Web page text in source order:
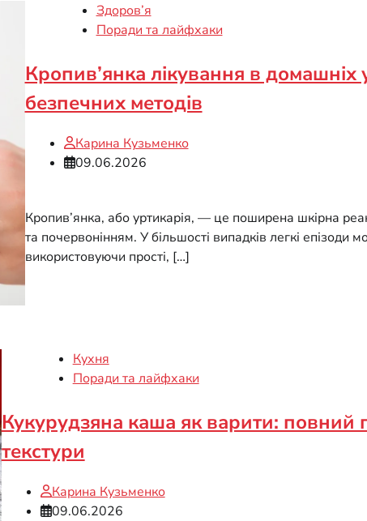
Здоров’я
Поради та лайфхаки
Кропив’янка лікування в
безпечних методів
Карина Кузьменко
09.06.2026
Кропив’янка, або уртикарія, — це поширена шкірна
та почервонінням. У більшості випадків легкі
використовуючи прості, […]
Кухня
Поради та лайфхаки
Кукурудзяна каша як варити: повний
текстури
Карина Кузьменко
09.06.2026